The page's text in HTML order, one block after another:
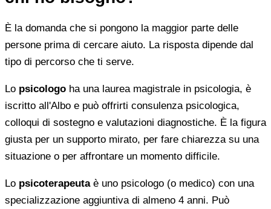
È la domanda che si pongono la maggior parte delle
persone prima di cercare aiuto. La risposta dipende dal
tipo di percorso che ti serve.
Lo psicologo ha una laurea magistrale in psicologia, è
iscritto all'Albo e può offrirti consulenza psicologica,
colloqui di sostegno e valutazioni diagnostiche. È la figura
giusta per un supporto mirato, per fare chiarezza su una
situazione o per affrontare un momento difficile.
Lo psicoterapeutaè uno psicologo (o medico) con una
specializzazione aggiuntiva di almeno 4 anni. Può